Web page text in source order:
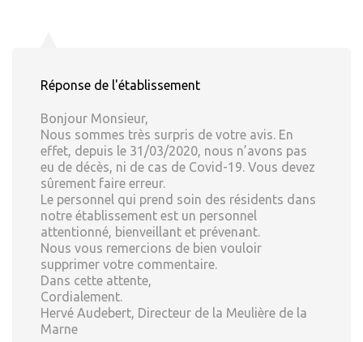
Réponse de l'établissement
Bonjour Monsieur,
Nous sommes très surpris de votre avis. En
effet, depuis le 31/03/2020, nous n’avons pas
eu de décès, ni de cas de Covid-19. Vous devez
sûrement faire erreur.
Le personnel qui prend soin des résidents dans
notre établissement est un personnel
attentionné, bienveillant et prévenant.
Nous vous remercions de bien vouloir
supprimer votre commentaire.
Dans cette attente,
Cordialement.
Hervé Audebert, Directeur de la Meulière de la
Marne